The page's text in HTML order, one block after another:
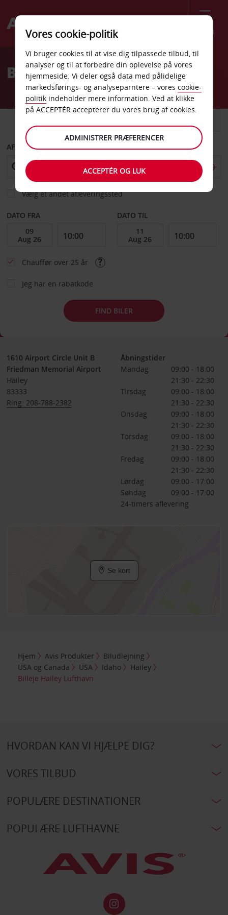
Menu
Welcome
AvisBilleje Hailey Lufthavn
AFHENT FRA
Vælg et andet afleveringssted
DATO FRA DATO TIL
Chauffør over 25 år
Jeg har en rabatkode
FIND BILER
1610 Airport Circle Unit B
Friedman Memorial Airport
Hailey
83333
Ring: 208-788-2382
Åbningstider
Mandag
09:00 - 18:00
21:30 - 22:30
Tirsdag
09:00 - 18:00
21:30 - 22:30
Onsdag
09:00 - 18:00
21:30 - 22:30
Torsdag
09:00 - 18:00
21:30 - 22:30
Fredag
09:00 - 18:00
21:30 - 22:30
Lørdag
09:00 - 17:00
Søndag
09:00 - 17:00
24-timers aflevering
Se kort
Hjem Avis Produkter
Biludlejning
USA og Canada
USA Idaho
Hailey
Billeje Hailey Lufthavn
HVORDAN KAN VI HJÆLPE DIG?
VORES TILBUD
POPULÆRE DESTINATIONER
POPULÆRE LUFTHAVNE
Vores cookie-politik
Vi bruger cookies til at vise dig tilpassede tilbud, til
analyser og til at forbedre din oplevelse på vores
hjemmeside. Vi deler også data med pålidelige
markedsførings- og analyseparntere – vores cookie-
politik indeholder mere information. Ved at klikke
på ACCEPTÉR accepterer du vores brug af cookies.
ADMINISTRER PRÆFERENCER
ACCEPTÉR OG LUK